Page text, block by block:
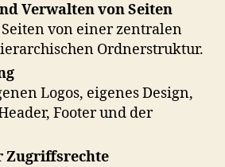
Verwalten von Seiten
von einer zentralen
Ordnerstruktur.
Logos, eigenes Design,
Footer und der
Zugriffsrechte